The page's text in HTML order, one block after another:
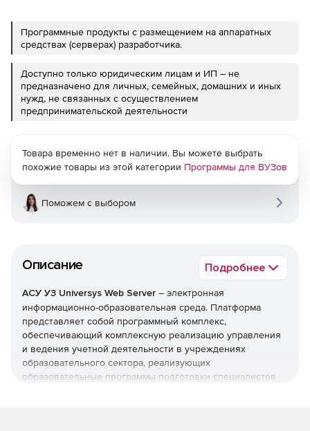
Программные продукты с размещением на аппаратных
средствах (серверах) разработчика.
Доступно только юридическим лицам и ИП – не
предназначено для личных, семейных, домашних и иных
нужд, не связанных с осуществлением
предпринимательской деятельности
Описание Подробнее
АСУ УЗ Universys Web Server – электронная
информационно-образовательная среда. Платформа
представляет собой программный комплекс,
обеспечивающий комплексную реализацию управления
и ведения учетной деятельности в учреждениях
образовательного сектора, реализующих
образовательные программы подготовки специалистов
Товара временно нет в наличии. Вы можете выбрать
похожие товары из этой категории Программы для ВУЗов
Поможем с выбором